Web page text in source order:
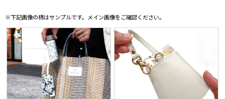
※下記画像の柄はサンプルです。メイン画像をご確認ください。